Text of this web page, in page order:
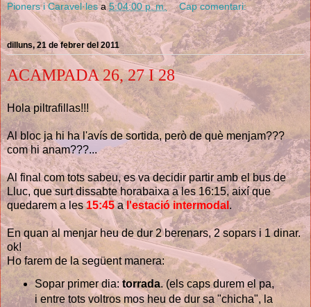
Pioners i Caravel·les a5:04:00 p. m. Cap comentari:
dilluns, 21 de febrer del 2011
ACAMPADA 26, 27 I 28
Hola piltrafillas!!!
Al bloc ja hi ha l'avís de sortida, però de què menjam???
com hi anam???...
Al final com tots sabeu, es va decidir partir amb el bus de
Lluc, que surt dissabte horabaixa a les 16:15, així que
quedarem a les15:45al'estació intermodal .
En quan al menjar heu de dur 2 berenars, 2 sopars i 1 dinar.
ok!
Ho farem de la següent manera:
Sopar primer dia: torrada. (els caps durem el pa,
i entre tots voltros mos heu de dur sa "chicha", la